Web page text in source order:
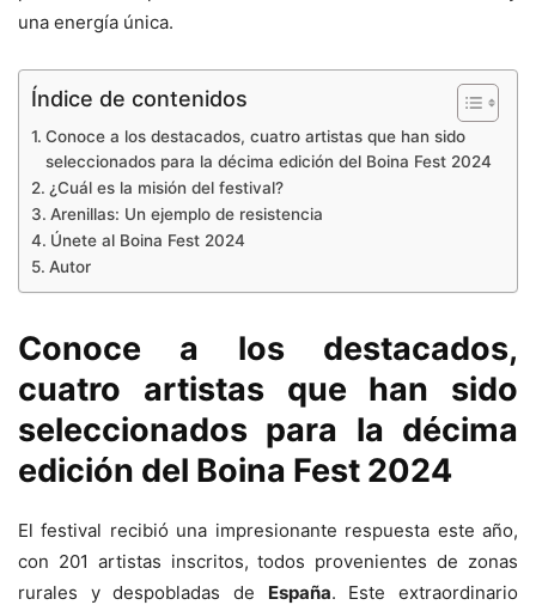
una energía única.
Índice de contenidos
Conoce a los destacados, cuatro artistas que han sido
seleccionados para la décima edición del Boina Fest 2024
¿Cuál es la misión del festival?
Arenillas: Un ejemplo de resistencia
Únete al Boina Fest 2024
Autor
Conoce a los destacados,
cuatro artistas que han sido
seleccionados para la décima
edición del Boina Fest 2024
El festival recibió una impresionante respuesta este año,
con 201 artistas inscritos, todos provenientes de zonas
rurales y despobladas de España. Este extraordinario